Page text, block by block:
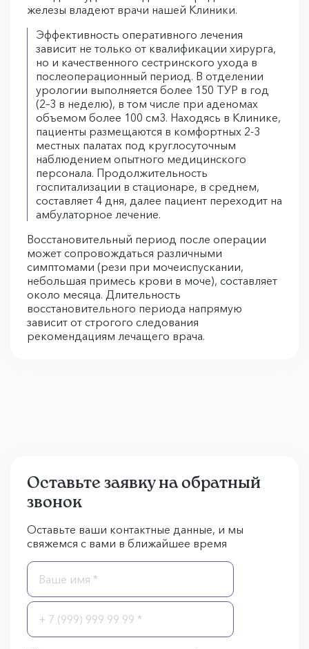
железы владеют врачи нашей Клиники.
Эффективность оперативного лечения
зависит не только от квалификации хирурга,
но и качественного сестринского ухода в
послеоперационный период. В отделении
урологии выполняется более 150 ТУР в год
(2–3 в неделю), в том числе при аденомах
объемом более 100 см3. Находясь в Клинике,
пациенты размещаются в комфортных 2-3
местных палатах под круглосуточным
наблюдением опытного медицинского
персонала. Продолжительность
госпитализации в стационаре, в среднем,
составляет 4 дня, далее пациент переходит на
амбулаторное лечение.
Восстановительный период после операции
может сопровождаться различными
симптомами (рези при мочеиспускании,
небольшая примесь крови в моче), составляет
около месяца. Длительность
восстановительного периода напрямую
зависит от строгого следования
рекомендациям лечащего врача.
Оставьте заявку на обратный
звонок
Оставьте ваши контактные данные, и мы
свяжемся с вами в ближайшее время